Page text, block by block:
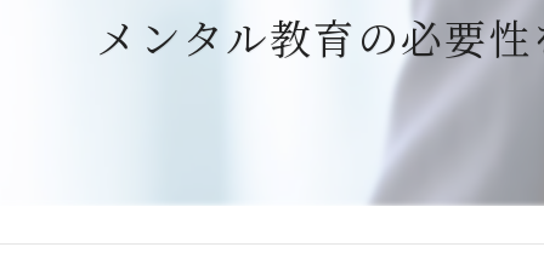
メンタル教育の必要